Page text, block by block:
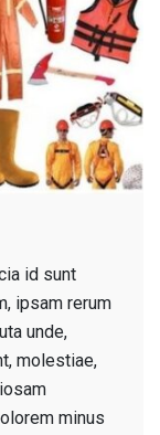
id sunt
ipsam rerum
unde,
molestiae,
minus